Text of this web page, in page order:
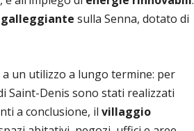
sulla Senna, dotato di
un utilizzo a lungo termine: per
Saint-Denis sono stati realizzati
a conclusione, il villaggio